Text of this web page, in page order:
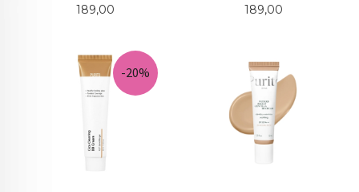
Pris
189,00 Pris
189,00
-20%